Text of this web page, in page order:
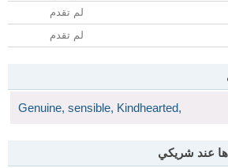
لم تقدم
لم تقدم
Genuine, sensible, Kindhearted,
عند شريكي